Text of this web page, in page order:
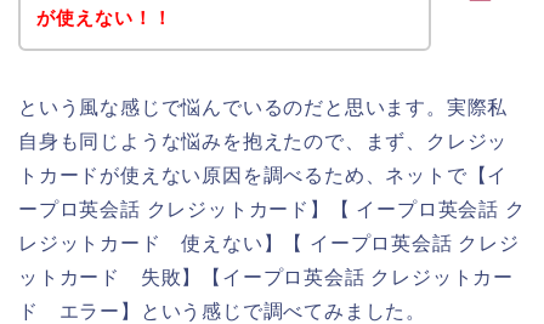
が使えない！！
という風な感じで悩んでいるのだと思います。実際私
自身も同じような悩みを抱えたので、まず、クレジッ
トカードが使えない原因を調べるため、ネットで【イ
ープロ英会話 クレジットカード】【 イープロ英会話 ク
レジットカード 使えない】【 イープロ英会話 クレジ
ットカード 失敗】【イープロ英会話 クレジットカー
ド エラー】という感じで調べてみました。